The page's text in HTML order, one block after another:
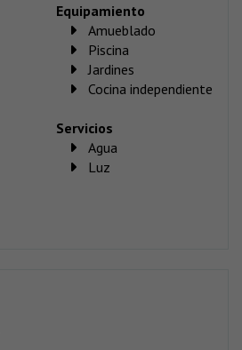
Equipamiento
Amueblado
Piscina
Jardines
Cocina independiente
Servicios
Agua
Luz